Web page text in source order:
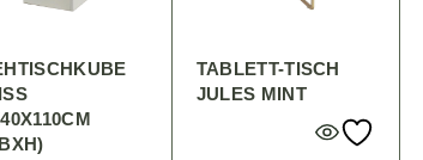
4
(
TABLETT-TISCH
JULES MINT